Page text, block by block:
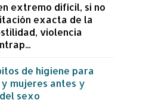
extremo difícil, si no
exacta de la
violencia
de higiene para
mujeres antes y
sexo